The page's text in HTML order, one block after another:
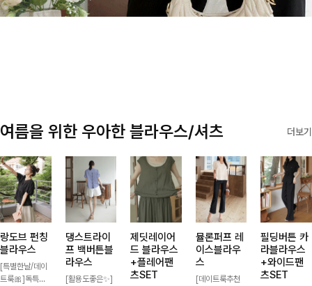
여름을 위한 우아한 블라우스/셔츠 더보기
랑도브 펀칭
블라우스
[특별한날/데이
트룩🎀]독특한
댕스트라이
프 백버튼블
라우스
[활용도좋은✨]
제딧레이어
드 블라우스
+플레어팬
츠SET
뮬론퍼프 레
이스블라우
스
[데이트룩추천
필딩버튼 카
라블라우스
+와이드팬
츠SET